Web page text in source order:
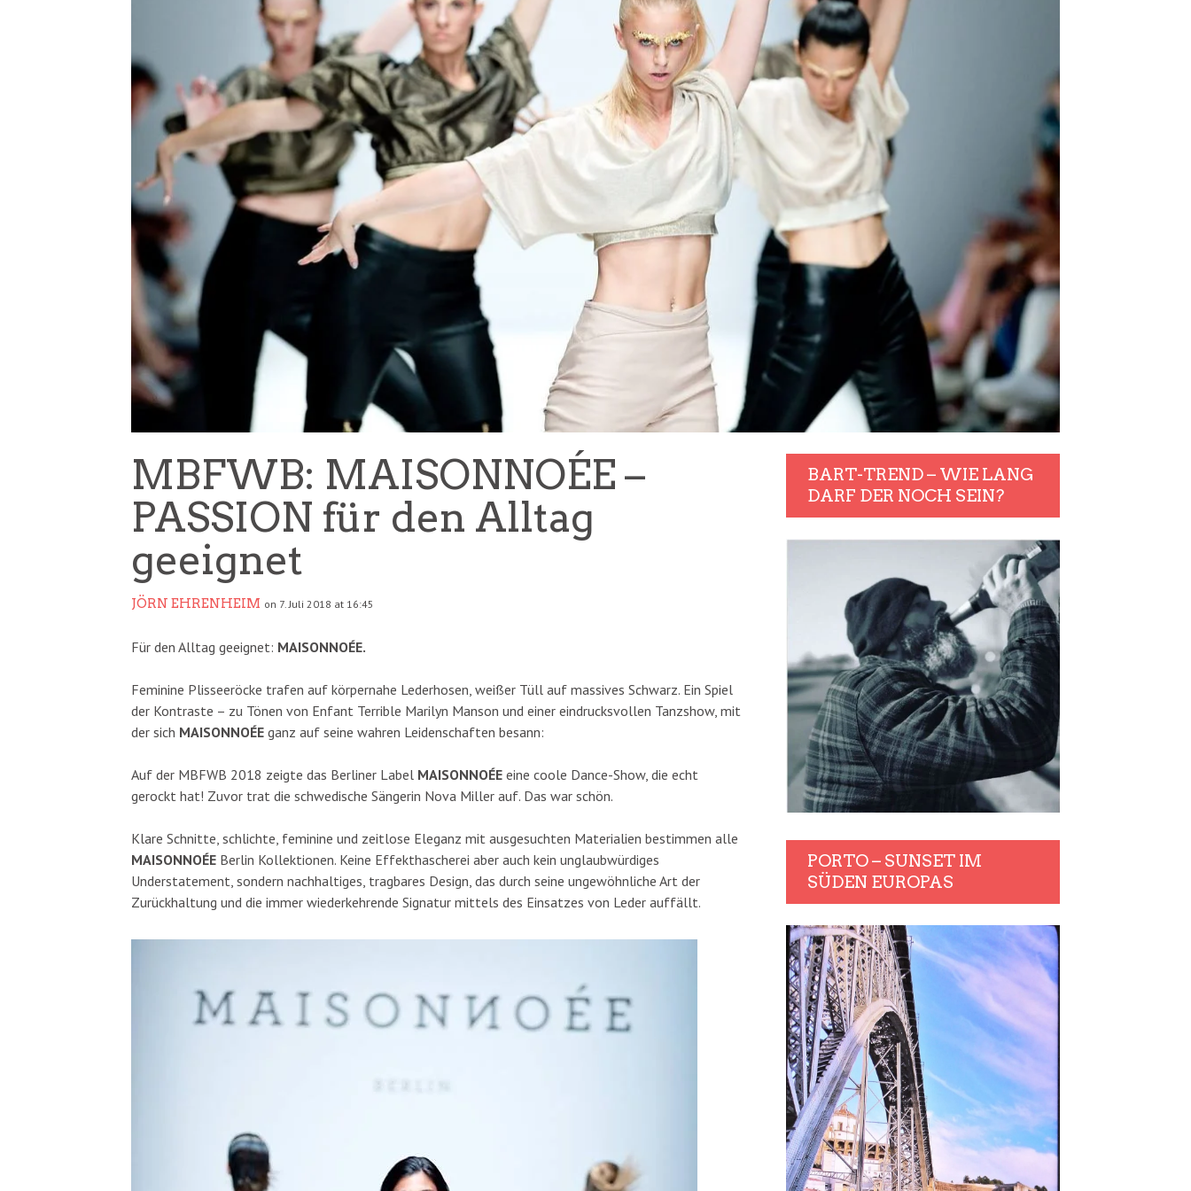
MBFWB: MAISONNOÉE –
PASSION für den Alltag
geeignet
JÖRN EHRENHEIM on 7. Juli 2018 at 16:45
Für den Alltag geeignet: MAISONNOÉE.
Feminine Plisseeröcke trafen auf körpernahe Lederhosen, weißer Tüll auf massives Schwarz. Ein Spiel
der Kontraste – zu Tönen von Enfant Terrible Marilyn Manson und einer eindrucksvollen Tanzshow, mit
der sich MAISONNOÉE ganz auf seine wahren Leidenschaften besann:
Auf der MBFWB 2018 zeigte das Berliner Label MAISONNOÉE eine coole Dance-Show, die echt
gerockt hat! Zuvor trat die schwedische Sängerin Nova Miller auf. Das war schön.
Klare Schnitte, schlichte, feminine und zeitlose Eleganz mit ausgesuchten Materialien bestimmen alle
MAISONNOÉE Berlin Kollektionen. Keine Effekthascherei aber auch kein unglaubwürdiges
Understatement, sondern nachhaltiges, tragbares Design, das durch seine ungewöhnliche Art der
Zurückhaltung und die immer wiederkehrende Signatur mittels des Einsatzes von Leder auffällt.
BART-TREND – WIE LANG
DARF DER NOCH SEIN?
PORTO – SUNSET IM
SÜDEN EUROPAS